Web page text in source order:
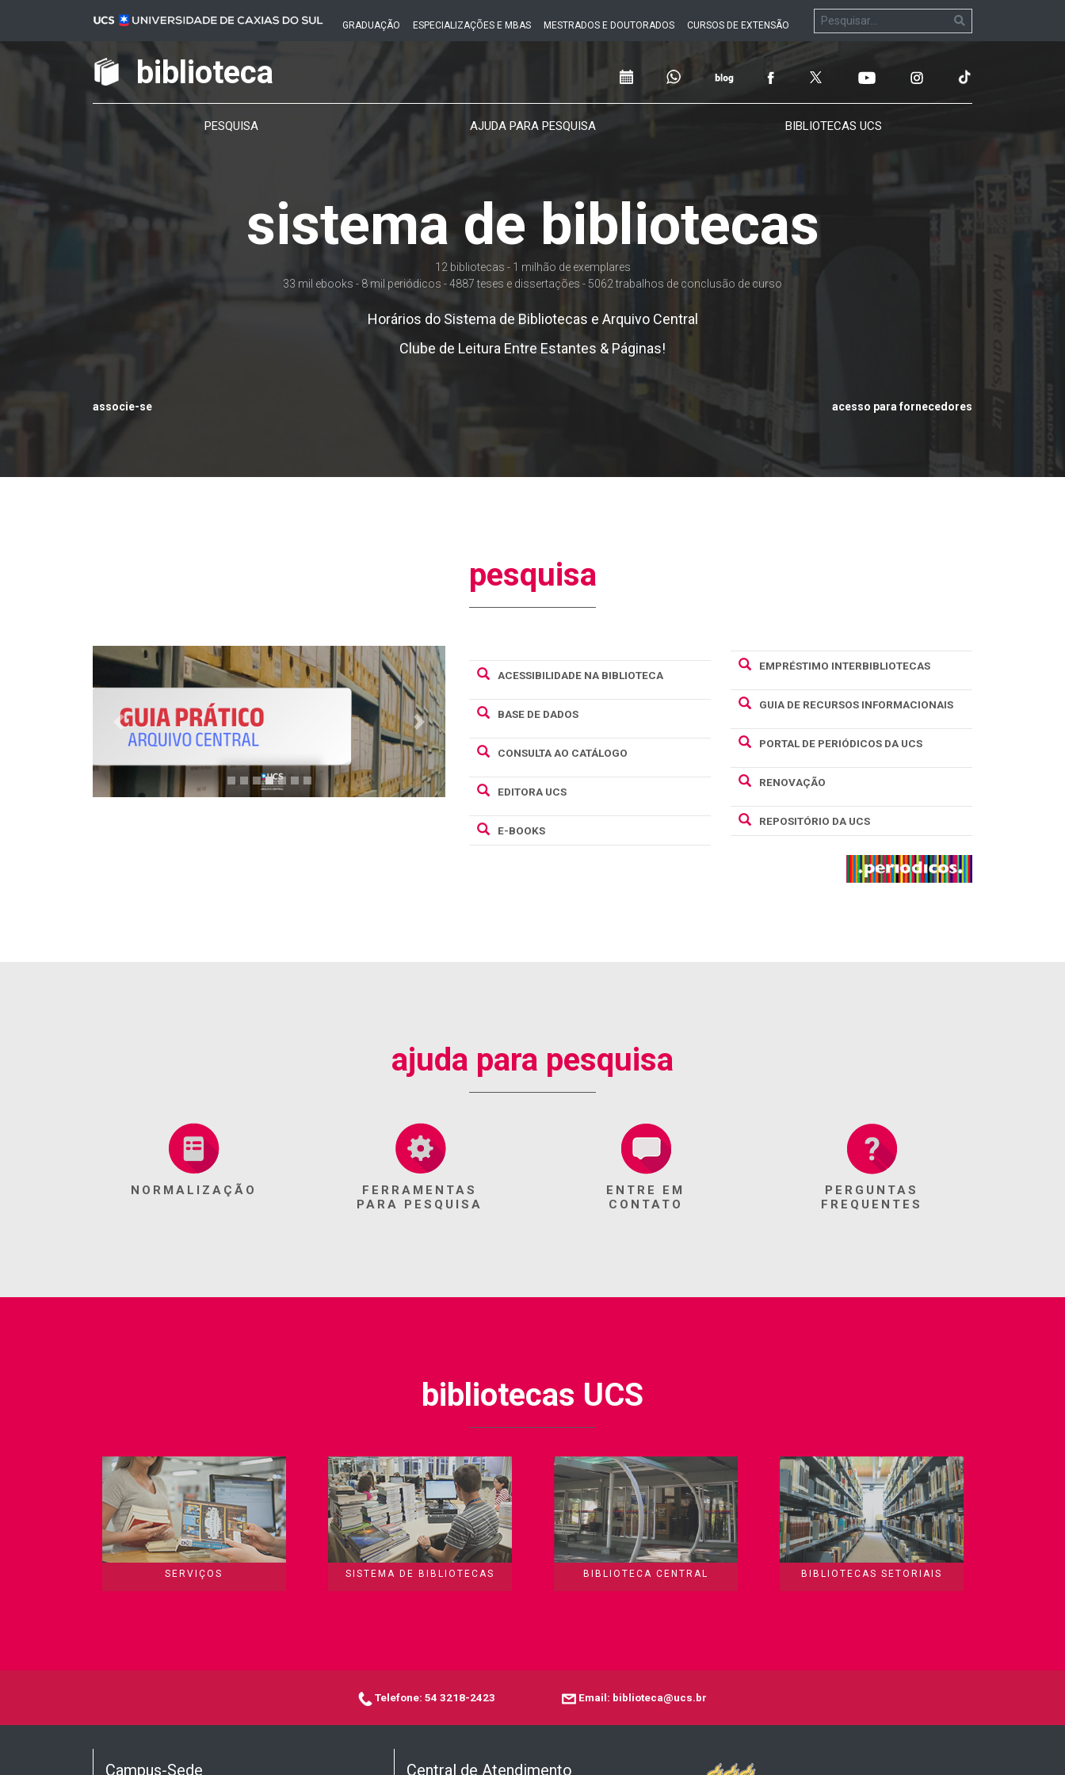
GRADUAÇÃO ESPECIALIZAÇÕES E MBAS MESTRADOS E DOUTORADOS CURSOS DE EXTENSÃO
biblioteca
PESQUISA AJUDA PARA PESQUISA BIBLIOTECAS UCS
sistema de bibliotecas
12 bibliotecas - 1 milhão de exemplares
33 mil ebooks - 8 mil periódicos - 4887 teses e dissertações - 5062 trabalhos de conclusão de curso
Horários do Sistema de Bibliotecas e Arquivo Central
Clube de Leitura Entre Estantes & Páginas!
associe-se acesso para fornecedores
pesquisa
Previous Next
ACESSIBILIDADE NA BIBLIOTECA
BASE DE DADOS
CONSULTA AO CATÁLOGO
EDITORA UCS
E-BOOKS
EMPRÉSTIMO INTERBIBLIOTECAS
GUIA DE RECURSOS INFORMACIONAIS
PORTAL DE PERIÓDICOS DA UCS
RENOVAÇÃO
REPOSITÓRIO DA UCS
ajuda para pesquisa
NORMALIZAÇÃO
FERRAMENTAS
PARA PESQUISA
ENTRE EM
CONTATO
PERGUNTAS
FREQUENTES
bibliotecas UCS
SERVIÇOS SISTEMA DE BIBLIOTECAS BIBLIOTECA CENTRAL BIBLIOTECAS SETORIAIS
Telefone: 54 3218-2423 Email: biblioteca@ucs.br
Campus-Sede Central de Atendimento